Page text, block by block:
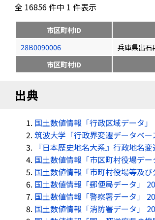
全 16856 件中 1 件表示
市区町村ID
28B0090006
兵庫県出石
市区町村ID
出典
国土数値情報「行政区域データ
筑波大学「行政界変遷データベ
『日本歴史地名大系』行政地名
国土数値情報「市区町村役場デ
国土数値情報「市町村役場等及
国土数値情報「郵便局データ」
国土数値情報「警察署データ」
国土数値情報「消防署データ」